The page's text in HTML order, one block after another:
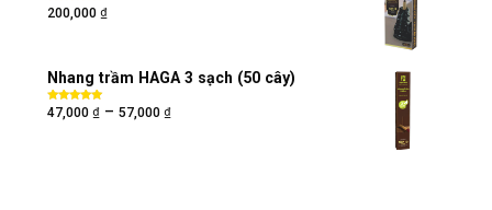
Được xếp
hạng5.005
200,000 ₫
Nhang trầm HAGA 3 sạch (50 cây)
Được xếp
hạng 5.005
47,000 ₫ – 57,000 ₫